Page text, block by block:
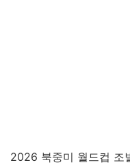
2026 북중미 월드컵 조